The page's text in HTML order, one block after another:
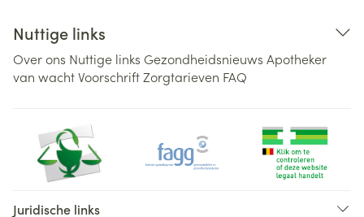
Nuttige links
Over ons Nuttige links Gezondheidsnieuws Apotheker
van wachtVoorschriftZorgtarieven FAQ
Juridische links